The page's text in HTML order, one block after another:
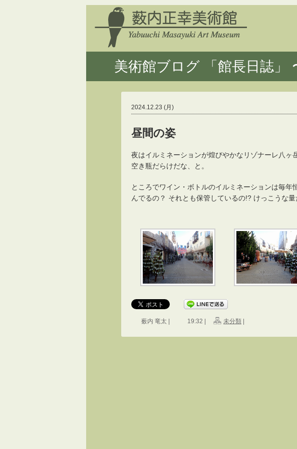
美術館ブログ 「館長日誌」
2024.12.23 (月)
昼間の姿
夜はイルミネーションが煌びやかなリゾナーレ八ヶ
空き瓶だらけだな、と。
ところでワイン・ボトルのイルミネーションは毎年
んでるの？ それとも保管しているの!? けっこうな
薮内 竜太 | 19:32 | 未分類